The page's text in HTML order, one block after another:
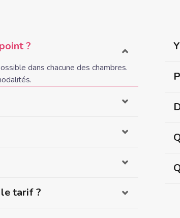
?
dans chacune des chambres.
tarif ?